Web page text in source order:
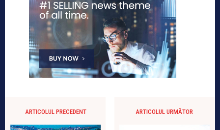
ARTICOLUL PRECEDENT ARTICOLUL URMĂTOR